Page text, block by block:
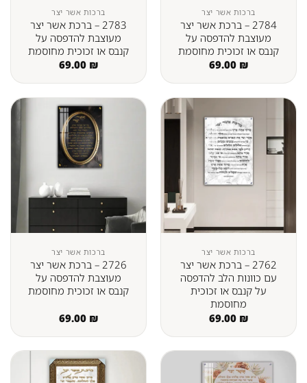
ברכות אשר יצר
2784 – ברכת אשר יצר
מעוצבת להדפסה על
קנבס או זכוכית מחוסמת
69.00 ₪
ברכות אשר יצר
2783 – ברכת אשר יצר
מעוצבת להדפסה על
קנבס או זכוכית מחוסמת
69.00 ₪
ברכות אשר יצר
2762 – ברכת אשר יצר
עם כוונות הלב להדפסה
על קנבס או זכוכית
מחוסמת
69.00 ₪
ברכות אשר יצר
2726 – ברכת אשר יצר
מעוצבת להדפסה על
קנבס או זכוכית מחוסמת
69.00 ₪